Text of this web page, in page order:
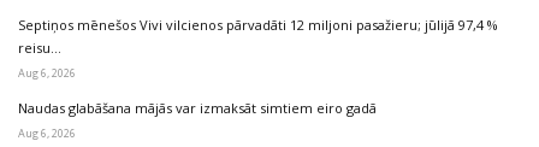
Septiņos mēnešos Vivi vilcienos pārvadāti 12 miljoni pasažieru; jūlijā 97,4 %
reisu…
Aug 6, 2026
Naudas glabāšana mājās var izmaksāt simtiem eiro gadā
Aug 6, 2026